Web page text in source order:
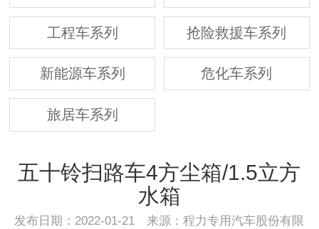
工程车系列 抢险救援车系列
新能源车系列 危化车系列
旅居车系列
五十铃扫路车4方尘箱/1.5立方
水箱
发布日期：2022-01-21 来源：程力专用汽车股份有限